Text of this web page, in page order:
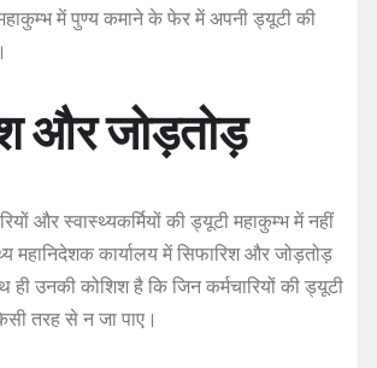
महाकुम्भ में पुण्य कमाने के फेर में अपनी ड्यूटी की
और जोड़तोड़
और स्वास्थ्यकर्मियों की ड्यूटी महाकुम्भ में नहीं
महानिदेशक कार्यालय में सिफारिश और जोड़तोड़
उनकी कोशिश है कि जिन कर्मचारियों की ड्यूटी
तरह से न जा पाए।